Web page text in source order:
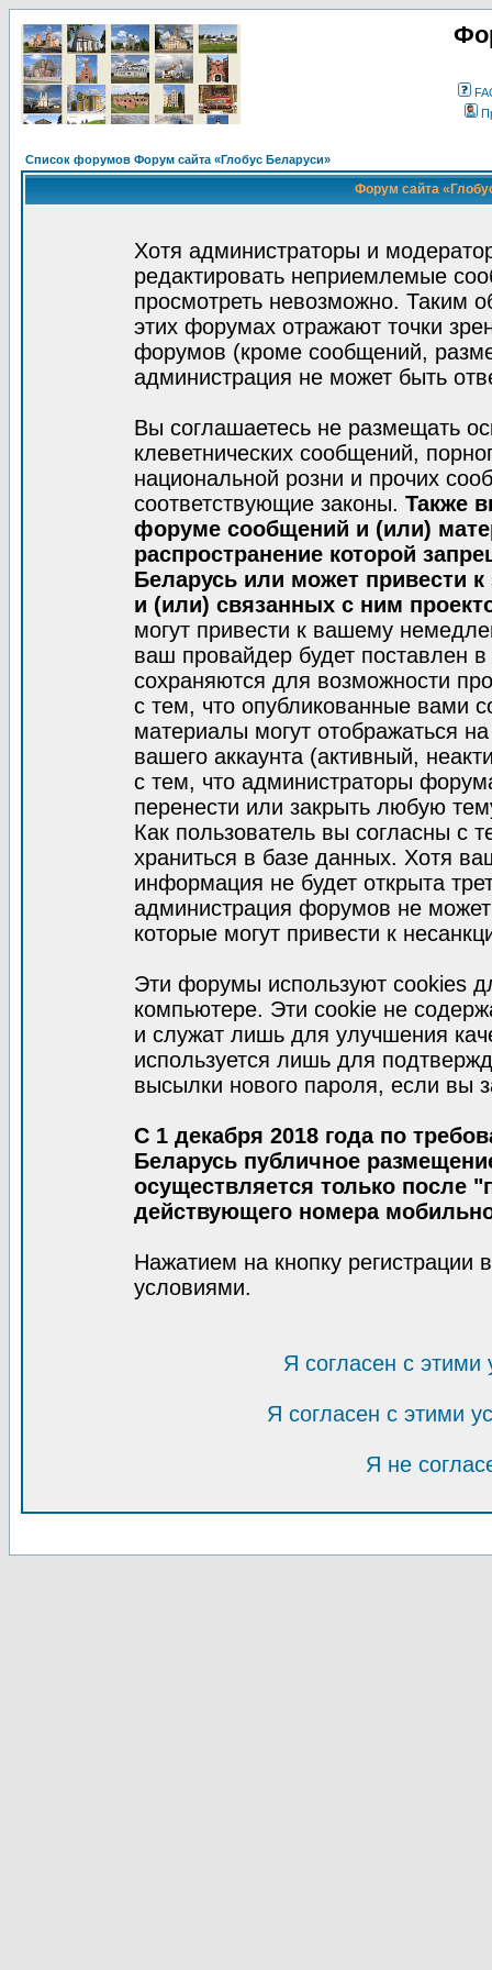
Список форумов Форум сайта «Глобус Беларуси»
Форум сайта
Хотя администраторы и
редактировать неприемлемые
просмотреть невозможно. Таким
этих форумах отражают точки
форумов (кроме сообщений,
администрация не может быть
Вы соглашаетесь не размещать
клеветнических сообщений,
национальной розни и прочих
соответствующие законы. Также
форуме сообщений и (или)
распространение которой
Беларусь или может привести
и (или) связанных с ним
могут привести к вашему
ваш провайдер будет поставлен
сохраняются для возможности
с тем, что опубликованные вами
материалы могут отображаться
вашего аккаунта (активный,
с тем, что администраторы
перенести или закрыть любую
Как пользователь вы согласны с
храниться в базе данных. Хотя
информация не будет открыта
администрация форумов не может
которые могут привести к
Эти форумы используют cookies
компьютере. Эти cookie не
и служат лишь для улучшения
используется лишь для
высылки нового пароля, если вы
С 1 декабря 2018 года по
Беларусь публичное
осуществляется только после
действующего номера
Нажатием на кнопку регистрации
условиями.
Я согласен с
Я согласен с этими
Я не